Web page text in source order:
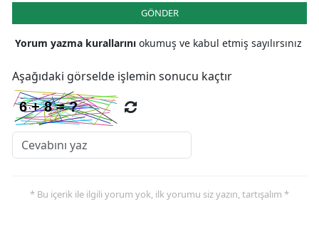
GÖNDER
Yorum yazma kurallarını okumuş ve kabul etmiş sayılırsınız
Aşağıdaki görselde işlemin sonucu kaçtır
* Bu içerik ile ilgili yorum yok, ilk yorumu siz yazın, tartışalım *